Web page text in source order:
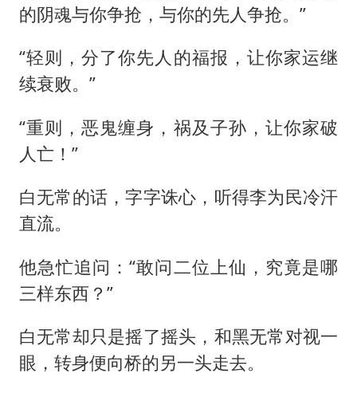
的阴魂与你争抢，与你的先人争抢。”
“轻则，分了你先人的福报，让你家运继
续衰败。”
“重则，恶鬼缠身，祸及子孙，让你家破
人亡！”
白无常的话，字字诛心，听得李为民冷汗
直流。
他急忙追问：“敢问二位上仙，究竟是哪
三样东西？”
白无常却只是摇了摇头，和黑无常对视一
眼，转身便向桥的另一头走去。